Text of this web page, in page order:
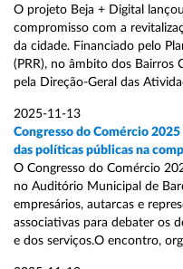
O projeto Beja + Digital
compromisso com a
da cidade. Financiado pelo
(PRR), no âmbito dos Bairros
pela Direção-Geral das
2025-11-13
Congresso do Comércio
das políticas públicas na
O Congresso do Comércio
no Auditório Municipal de
empresários, autarcas e
associativas para debater os
e dos serviços.O encontro,